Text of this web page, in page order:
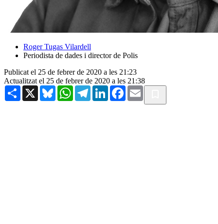
Roger Tugas Vilardell
Periodista de dades i director de Polis
Publicat el 25 de febrer de 2020 a les 21:23
Actualitzat el 25 de febrer de 2020 a les 21:38
Share X BlueskyWhatsAppTelegramLinkedInFacebook
Email